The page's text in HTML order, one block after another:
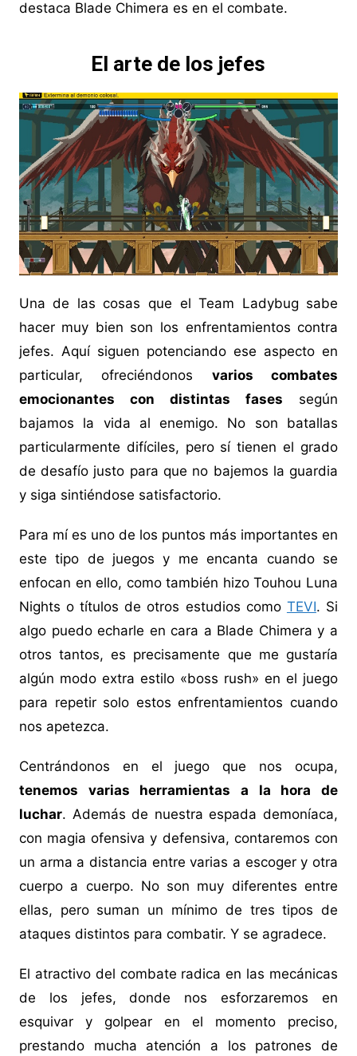
destaca Blade Chimera es en el combate.
El arte de los jefes
Una de las cosas que el Team Ladybug sabe
hacer muy bien son los enfrentamientos contra
jefes. Aquí siguen potenciando ese aspecto en
particular, ofreciéndonos varios combates
emocionantes con distintas fases según
bajamos la vida al enemigo. No son batallas
particularmente difíciles, pero sí tienen el grado
de desafío justo para que no bajemos la guardia
y siga sintiéndose satisfactorio.
Para mí es uno de los puntos más importantes en
este tipo de juegos y me encanta cuando se
enfocan en ello, como también hizo Touhou Luna
Nights o títulos de otros estudios como TEVI. Si
algo puedo echarle en cara a Blade Chimera y a
otros tantos, es precisamente que me gustaría
algún modo extra estilo «boss rush» en el juego
para repetir solo estos enfrentamientos cuando
nos apetezca.
Centrándonos en el juego que nos ocupa,
tenemos varias herramientas a la hora de
luchar. Además de nuestra espada demoníaca,
con magia ofensiva y defensiva, contaremos con
un arma a distancia entre varias a escoger y otra
cuerpo a cuerpo. No son muy diferentes entre
ellas, pero suman un mínimo de tres tipos de
ataques distintos para combatir. Y se agradece.
El atractivo del combate radica en las mecánicas
de los jefes, donde nos esforzaremos en
esquivar y golpear en el momento preciso,
prestando mucha atención a los patrones de